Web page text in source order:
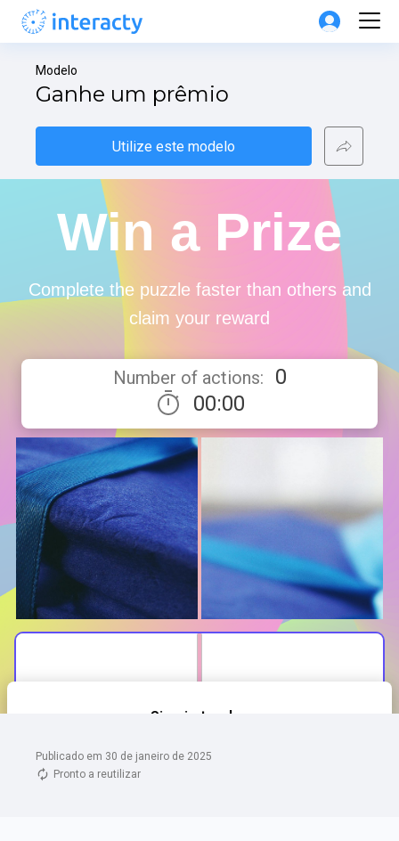
Publicado em 30 de janeiro de 2025
Pronto a reutilizar
Modelo
Ganhe um prêmio
Utilize este modelo